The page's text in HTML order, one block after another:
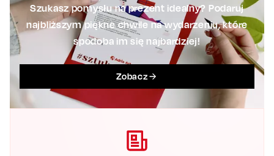
Szukasz pomysłu na prezent idealny? Podaruj
najbliższym piękne chwile na wydarzeniu, które
spodoba im się najbardziej!
Zobacz